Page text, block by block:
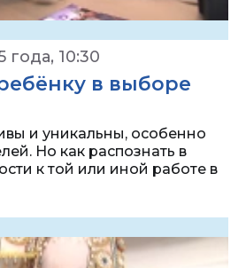
года, 10:30
в выборе
и уникальны, особенно
Но как распознать в
к той или иной работе в